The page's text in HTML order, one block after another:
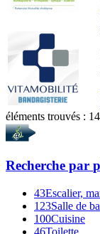
éléments trouvés : 14
Recherche par
43Escalier,
123Salle de
100Cuisine
46Toilette